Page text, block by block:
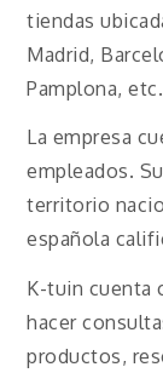
tiendas
Madrid,
Pamplona, etc.
La empresa
empleados.
territorio
española
K-tuin cuenta
hacer
productos,